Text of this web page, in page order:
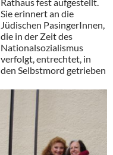
Sie erinnert an die
Jüdischen PasingerInnen,
die in der Zeit des
Nationalsozialismus
verfolgt, entrechtet, in
den Selbstmord getrieben